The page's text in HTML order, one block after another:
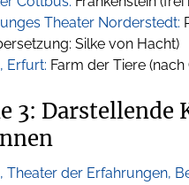
Theater Norderstedt:
Silke von Hacht)
Erfurt: Farm der Tiere
3: Darstellende
Theater der Erfahrungen,